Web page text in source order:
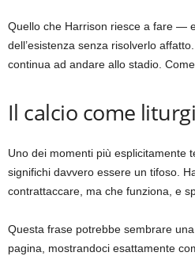
Quello che Harrison riesce a fare —
dell’esistenza senza risolverlo
continua ad andare allo stadio. Come
Il calcio come
Uno dei momenti più
significhi davvero essere un tifoso.
contrattaccare, ma che funziona, e
Questa frase potrebbe sembrare
pagina, mostrandoci esattamente